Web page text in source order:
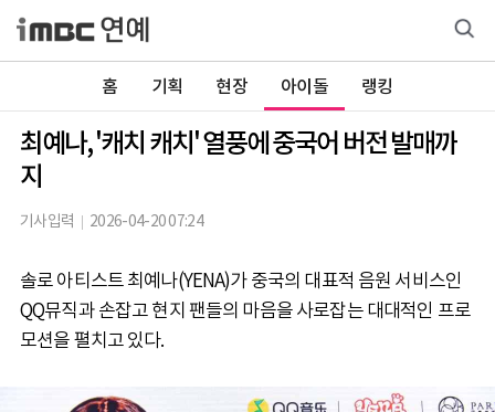
홈 기획 현장 아이돌 랭킹
최예나, '캐치 캐치' 열풍에 중국어 버전 발매까
지
기사입력 2026-04-20 07:24
솔로 아티스트 최예나(YENA)가 중국의 대표적 음원 서비스인
QQ뮤직과 손잡고 현지 팬들의 마음을 사로잡는 대대적인 프로
모션을 펼치고 있다.